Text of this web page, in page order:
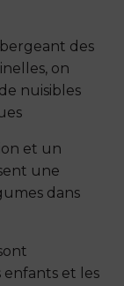
des
on
nuisibles
et un
une
dans
et les